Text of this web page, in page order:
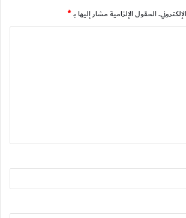
الحقول الإلزامية مشار إليها بـ*